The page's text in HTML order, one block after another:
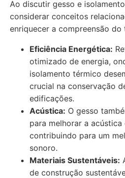
Ao discutir gesso e
considerar conceitos
enriquecer a compreensão do
Eficiência Energética:
otimizado de energia,
isolamento térmico
crucial na conservação
edificações.
Acústica: O gesso
para melhorar a acústica
contribuindo para um
sonoro.
Materiais Sustentáveis:
de construção